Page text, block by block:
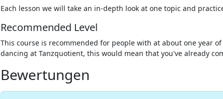
Each lesson we will take an in-depth look at one topic and
Recommended Level
This course is recommended for people with at about one year
dancing at Tanzquotient, this would mean that you've already
Bewertungen